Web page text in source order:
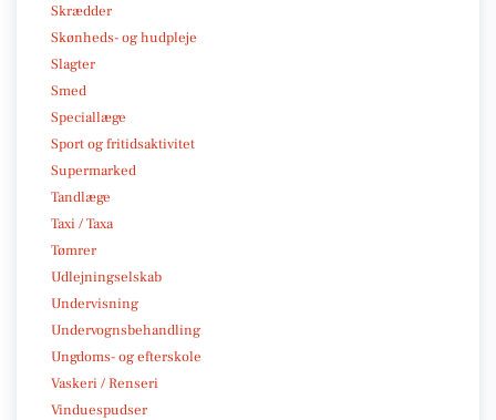
Skrædder
Skønheds- og hudpleje
Slagter
Smed
Speciallæge
Sport og fritidsaktivitet
Supermarked
Tandlæge
Taxi / Taxa
Tømrer
Udlejningselskab
Undervisning
Undervognsbehandling
Ungdoms- og efterskole
Vaskeri / Renseri
Vinduespudser